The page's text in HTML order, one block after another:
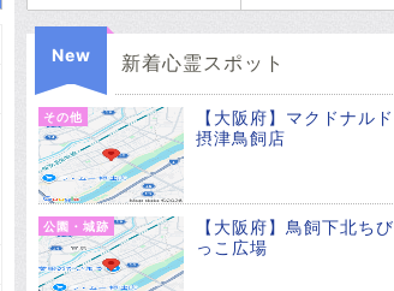
New 新着心霊スポット
その他
【大阪府】マクドナルド
摂津鳥飼店
公園・城跡
【大阪府】鳥飼下北ちび
っこ広場